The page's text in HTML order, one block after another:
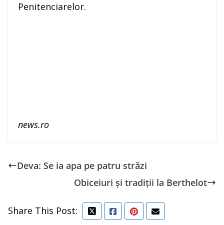
Penitenciarelor.
news.ro
Deva: Se ia apa pe patru străzi
Obiceiuri și tradiții la Berthelot
Share This Post: